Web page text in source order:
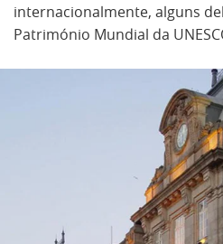
internacionalmente, alguns
Património Mundial da